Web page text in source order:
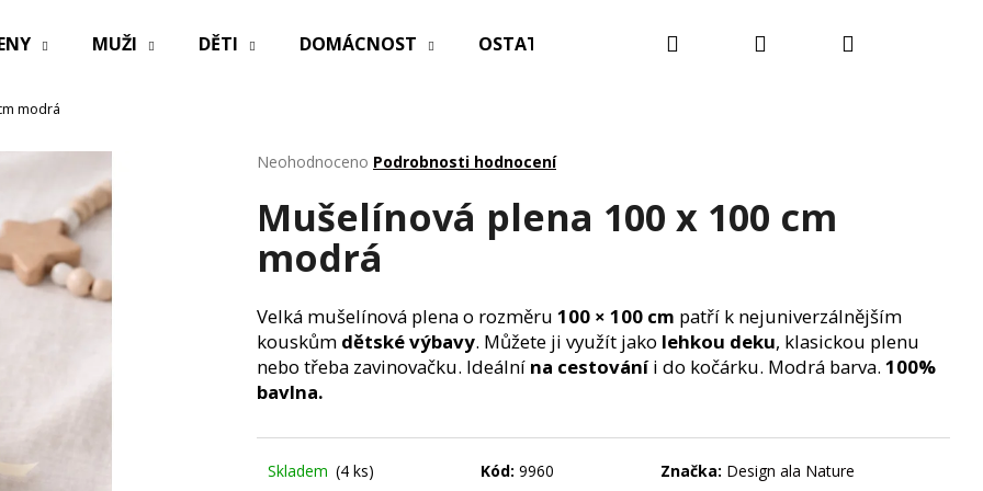
MUŽI DĚTI DOMÁCNOST OSTATNÍ Kontakty Hodnocení
Hledat PřihlášeníNákupní
modrá
Průměrné
produktu
je
hvězdiček.
Neohodnoceno Podrobnosti hodnocení
Mušelínová plena 100 x 100 cm
modrá
Velká mušelínová plena o rozměru 100 × 100 cm patří k nejuniverzálnějším
kouskům dětské výbavy. Můžete ji využít jako lehkou deku, klasickou plenu
nebo třeba zavinovačku. Ideální na cestováníi do kočárku. Modrá barva. 100%
bavlna.
Skladem (4 ks) Kód: 9960 Značka: Design ala Nature
Co potřebujete najít?
HLEDAT
Doporučujeme
PAPÍRKY ECO HAUS MIX VŮNÍ 25 OBAL NA ZDRAVOTNÍ A OČKOVACÍ